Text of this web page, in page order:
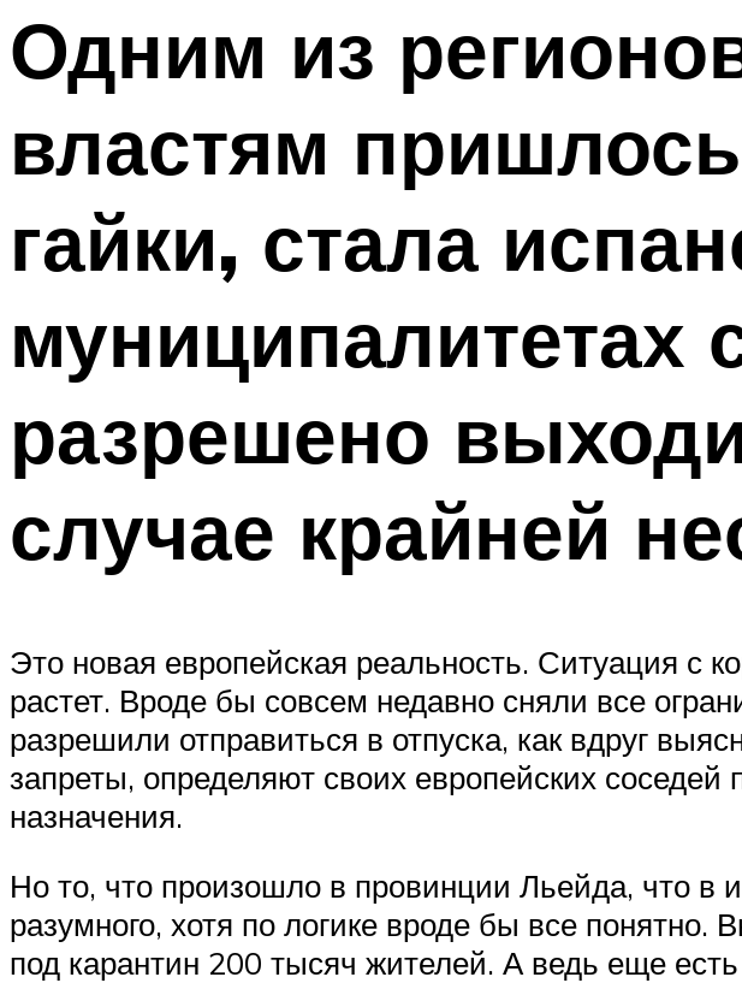
Одним из
властям
гайки, стала
муниципалитетах
разрешено
случае крайней
Это новая европейская реальность. Ситуация с
растет. Вроде бы совсем недавно сняли все
разрешили отправиться в отпуска, как вдруг
запреты, определяют своих европейских
назначения.
Но то, что произошло в провинции Льейда, что в
разумного, хотя по логике вроде бы все
под карантин 200 тысяч жителей. А ведь еще